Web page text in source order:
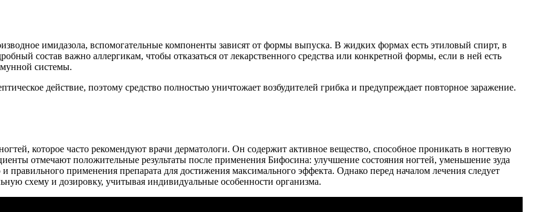
имидазола, вспомогательные компоненты зависят от формы выпуска. В жидких формах есть этиловый спирт, в
состав важно аллергикам, чтобы отказаться от лекарственного средства или конкретной формы, если в ней есть
системы.
действие, поэтому средство полностью уничтожает возбудителей грибка и предупреждает повторное заражение.
которое часто рекомендуют врачи дерматологи. Он содержит активное вещество, способное проникать в ногтевую
отмечают положительные результаты после применения Бифосина: улучшение состояния ногтей, уменьшение зуда
правильного применения препарата для достижения максимального эффекта. Однако перед началом лечения следует
схему и дозировку, учитывая индивидуальные особенности организма.